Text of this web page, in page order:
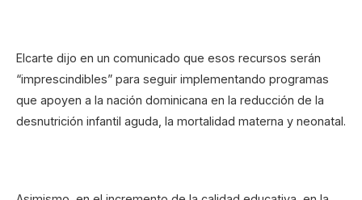
Elcarte dijo en un comunicado que esos recursos serán
“imprescindibles” para seguir implementando programas
que apoyen a la nación dominicana en la reducción de la
desnutrición infantil aguda, la mortalidad materna y neonatal.